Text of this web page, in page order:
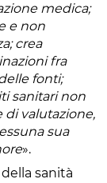
medica;
e non
crea
fra
fonti;
sanitari non
di valutazione,
sua
».
sanità